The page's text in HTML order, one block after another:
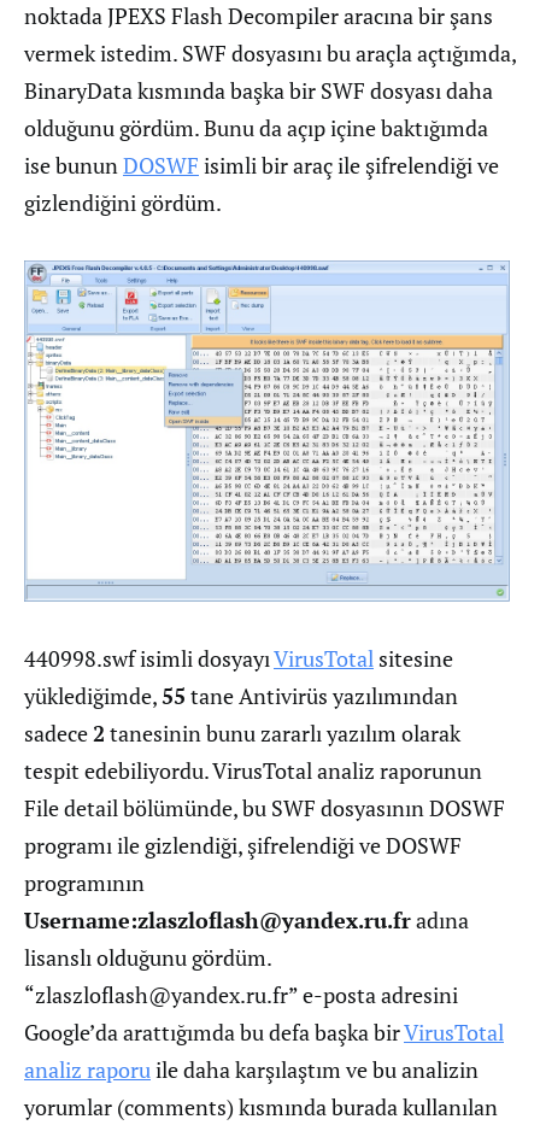
noktada JPEXS Flash Decompiler aracına bir şans
vermek istedim. SWF dosyasını bu araçla açtığımda,
BinaryData kısmında başka bir SWF dosyası daha
olduğunu gördüm. Bunu da açıp içine baktığımda
ise bununDOSWF isimli bir araç ile şifrelendiği ve
gizlendiğini gördüm.
440998.swf isimli dosyayıVirusTotal sitesine
yüklediğimde,55 tane Antivirüs yazılımından
sadece 2 tanesinin bunu zararlı yazılım olarak
tespit edebiliyordu. VirusTotal analiz raporunun
File detail bölümünde, bu SWF dosyasının DOSWF
programı ile gizlendiği, şifrelendiği ve DOSWF
programının
Username:zlaszloflash@yandex.ru.fradına
lisanslı olduğunu gördüm.
“zlaszloflash@yandex.ru.fr” e-posta adresini
Google’da arattığımda bu defa başka birVirusTotal
analiz raporu ile daha karşılaştım ve bu analizin
yorumlar (comments) kısmında burada kullanılan